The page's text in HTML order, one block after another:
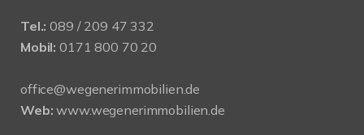
Tel.: 089 / 209 47 332
Mobil: 0171 800 70 20
office@wegenerimmobilien.de
Web: www.wegenerimmobilien.de